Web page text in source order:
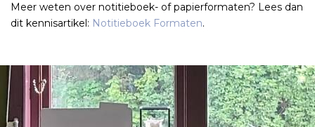
Meer weten over notitieboek- of papierformaten? Lees dan
dit kennisartikel: Notitieboek Formaten.